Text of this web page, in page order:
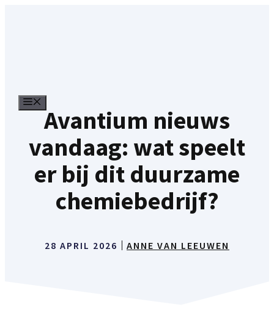
Avantium nieuws
vandaag: wat speelt
er bij dit duurzame
chemiebedrijf?
28 APRIL 2026 ANNE VAN LEEUWEN